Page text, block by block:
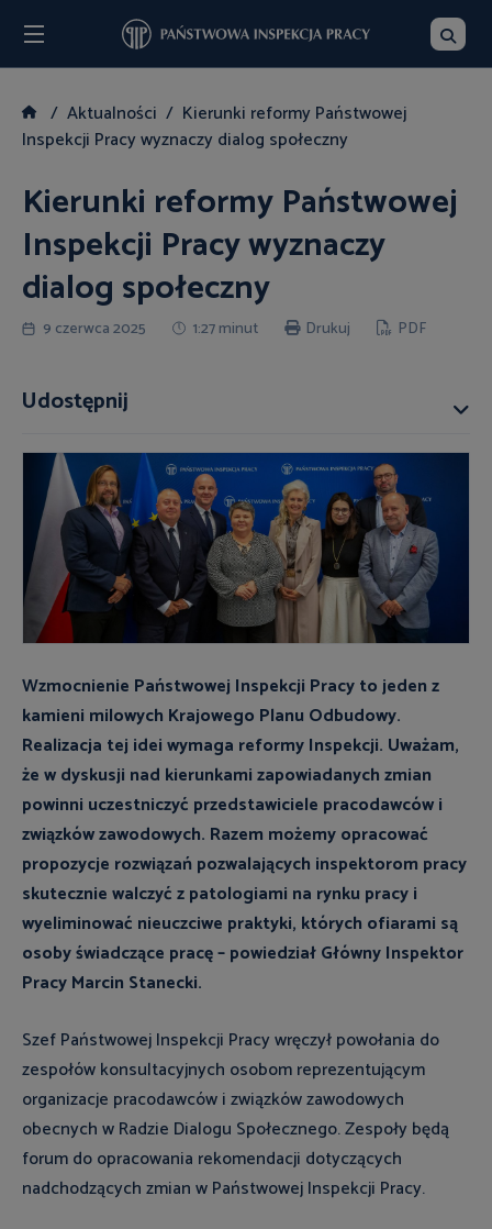
Aktualności
Kierunki reformy Państwowej
Inspekcji Pracy wyznaczy dialog społeczny
Kierunki reformy Państwowej
Inspekcji Pracy wyznaczy
dialog społeczny
9 czerwca 2025 1:27 minut Drukuj PDF
Wzmocnienie Państwowej Inspekcji Pracy to jeden z
kamieni milowych Krajowego Planu Odbudowy.
Realizacja tej idei wymaga reformy Inspekcji. Uważam,
że w dyskusji nad kierunkami zapowiadanych zmian
powinni uczestniczyć przedstawiciele pracodawców i
związków zawodowych. Razem możemy opracować
propozycje rozwiązań pozwalających inspektorom pracy
skutecznie walczyć z patologiami na rynku pracy i
wyeliminować nieuczciwe praktyki, których ofiarami są
osoby świadczące pracę – powiedział Główny Inspektor
Pracy Marcin Stanecki.
Szef Państwowej Inspekcji Pracy wręczył powołania do
zespołów konsultacyjnych osobom reprezentującym
organizacje pracodawców i związków zawodowych
obecnych w Radzie Dialogu Społecznego. Zespoły będą
forum do opracowania rekomendacji dotyczących
nadchodzących zmian w Państwowej Inspekcji Pracy.
Udostępnij
Szukaj